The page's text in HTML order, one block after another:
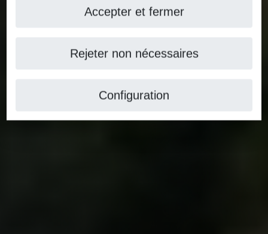
Accepter et fermer
Rejeter non nécessaires
Configuration